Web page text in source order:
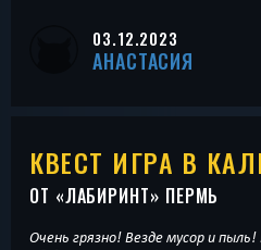
03.12.2023
АНАСТАСИЯ
КВЕСТ ИГРА В
ОТ «ЛАБИРИНТ» ПЕРМЬ
Очень грязно! Везде мусор и